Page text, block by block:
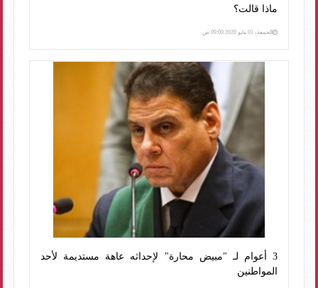
ماذا قالت؟
الجمعة، 01 مايو 2020 09:00 ص
3 أعوام لـ "مبيض محارة" لإحداثه عاهة مستديمة لأحد
المواطنين